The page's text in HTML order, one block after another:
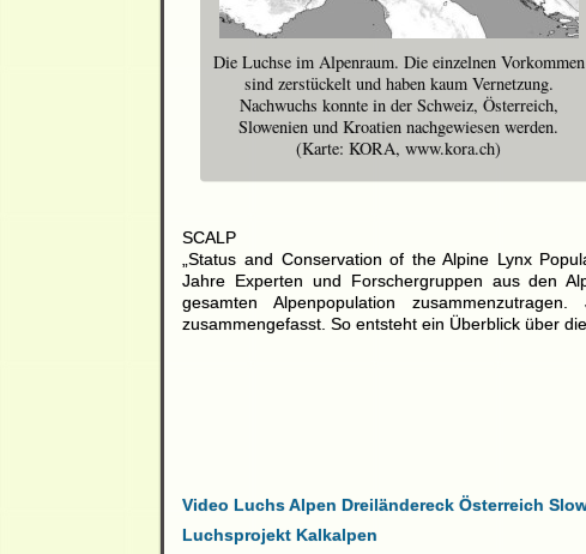
Die Luchse im Alpenraum. Die einzelnen Vorkommen
sind zerstückelt und haben kaum Vernetzung.
Nachwuchs konnte in der Schweiz, Österreich,
Slowenien und Kroatien nachgewiesen werden.
(Karte: KORA, www.kora.ch)
SCALP
„Status and Conservation of the Alpine Lynx
Jahre Experten und Forschergruppen aus den
gesamten Alpenpopulation
zusammengefasst. So entsteht ein Überblick über
Video Luchs Alpen Dreiländereck Österreich
Luchsprojekt Kalkalpen